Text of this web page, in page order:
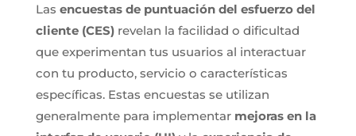
Las encuestas de puntuación del esfuerzo del
cliente (CES)revelan la facilidad o dificultad
que experimentan tus usuarios al interactuar
con tu producto, servicio o características
específicas. Estas encuestas se utilizan
generalmente para implementar mejoras en la